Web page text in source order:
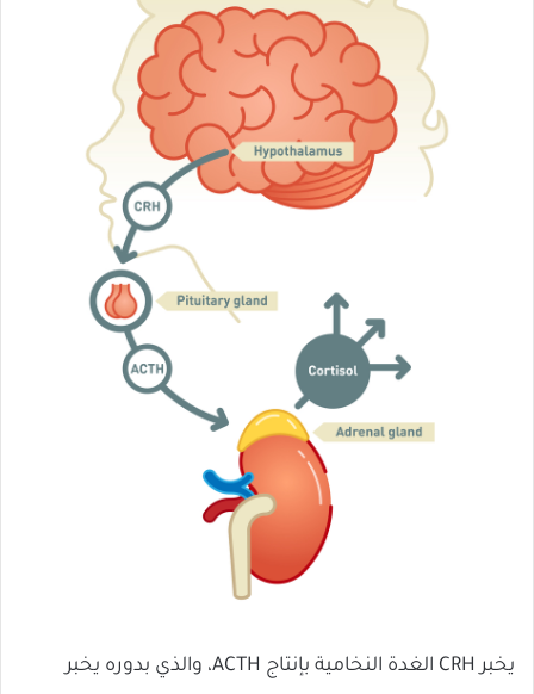
يخبر CRH الغدة النخامية بإنتاج ACTH، والذي بدوره يخبر